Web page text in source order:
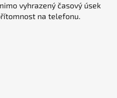
vyhrazený časový úsek
na telefonu.